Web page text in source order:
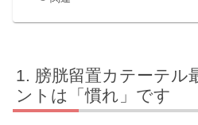
膀胱留置カテーテル
ントは「慣れ」です